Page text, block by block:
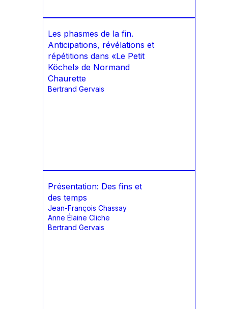
Les phasmes de la fin.
Anticipations, révélations et
répétitions dans «Le Petit
Köchel» de Normand
Chaurette
Bertrand Gervais
Présentation: Des fins et
des temps
Jean-François Chassay
Anne Élaine Cliche
Bertrand Gervais